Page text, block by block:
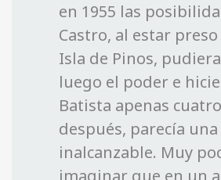
en 1955 las
Castro, al estar
Isla de Pinos,
luego el poder e
Batista apenas
después, parecía
inalcanzable. Muy